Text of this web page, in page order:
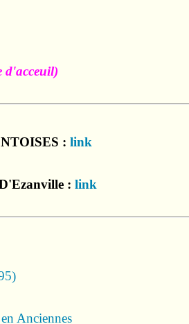
d'acceuil)
: link
: link
Anciennes